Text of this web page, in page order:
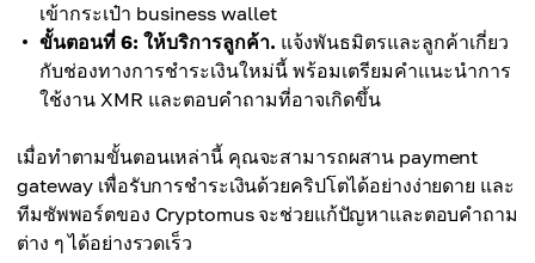
เข้ากระเป๋า business wallet
ขั้นตอนที่ 6: ให้บริการลูกค้า. แจ้งพันธมิตรและลูกค้าเกี่ยว
กับช่องทางการชำระเงินใหม่นี้ พร้อมเตรียมคำแนะนำการ
ใช้งาน XMR และตอบคำถามที่อาจเกิดขึ้น
เมื่อทำตามขั้นตอนเหล่านี้ คุณจะสามารถผสาน payment
gateway เพื่อรับการชำระเงินด้วยคริปโตได้อย่างง่ายดาย และ
ทีมซัพพอร์ตของ Cryptomus จะช่วยแก้ปัญหาและตอบคำถาม
ต่าง ๆ ได้อย่างรวดเร็ว